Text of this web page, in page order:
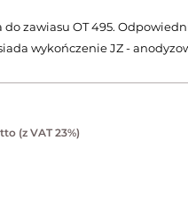
do zawiasu OT 495.
wykończenie JZ -
(z VAT 23%)